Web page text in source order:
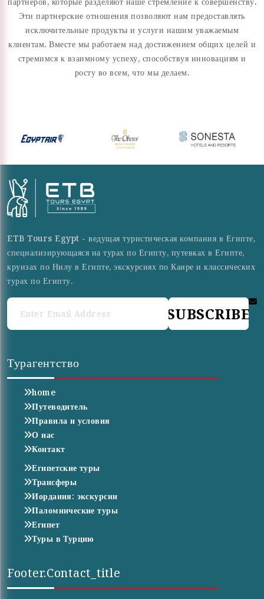
Эти партнерские отношения позволяют нам предоставлять
исключительные продукты и услуги нашим уважаемым
клиентам. Вместе мы работаем над достижением общих целей и
стремимся к взаимному успеху, способствуя инновациям и
росту во всем, что мы делаем.
ETB Tours Egypt - ведущая туристическая компания в Египте,
специализирующаяся на турах по Египту, путевках в Египте,
круизах по Нилу в Египте, экскурсиях по Каире и классических
турах по Египту.
SUBSCRIBE
Турагентство
home
Путеводитель
Правила и условия
О нас
Контакт
Египетские туры
Трансферы
Иордания: экскурсии
Паломнические туры
Египет
Туры в Турцию
Footer.contact_title